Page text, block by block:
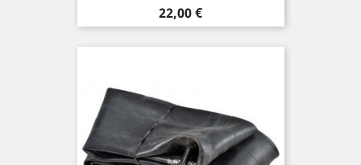
Prix
22,00 €